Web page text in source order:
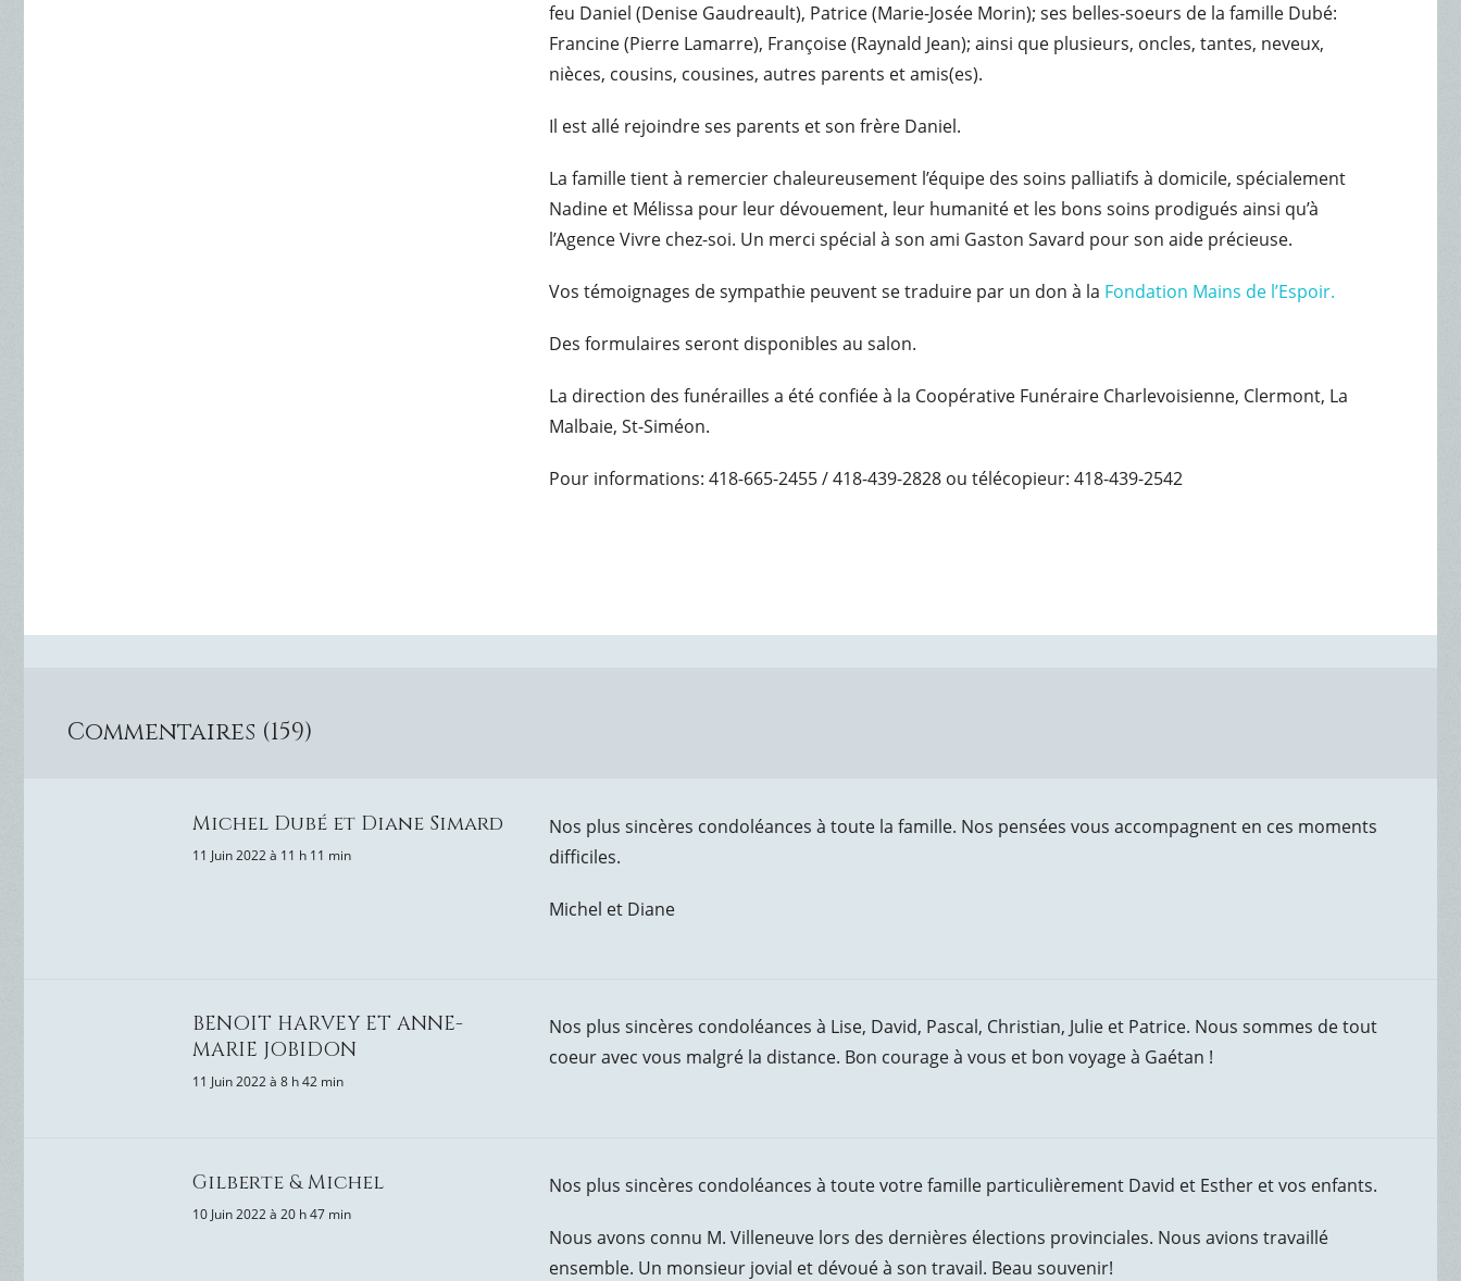
feu Daniel (Denise Gaudreault), Patrice (Marie-Josée Morin); ses belles-soeurs de la famille Dubé:
Francine (Pierre Lamarre), Françoise (Raynald Jean); ainsi que plusieurs, oncles, tantes, neveux,
nièces, cousins, cousines, autres parents et amis(es).
Il est allé rejoindre ses parents et son frère Daniel.
La famille tient à remercier chaleureusement l’équipe des soins palliatifs à domicile, spécialement
Nadine et Mélissa pour leur dévouement, leur humanité et les bons soins prodigués ainsi qu’à
l’Agence Vivre chez-soi. Un merci spécial à son ami Gaston Savard pour son aide précieuse.
Vos témoignages de sympathie peuvent se traduire par un don à la Fondation Mains de l’Espoir.
Des formulaires seront disponibles au salon.
La direction des funérailles a été confiée à la Coopérative Funéraire Charlevoisienne, Clermont, La
Malbaie, St-Siméon.
Pour informations: 418-665-2455 / 418-439-2828 ou télécopieur: 418-439-2542
Commentaires (159)
Michel Dubé et Diane Simard
11 Juin 2022 à 11 h 11 min
Nos plus sincères condoléances à toute la famille. Nos pensées vous accompagnent en ces moments
difficiles.
Michel et Diane
BENOIT HARVEY ET ANNE-
MARIE JOBIDON
11 Juin 2022 à 8 h 42 min
Nos plus sincères condoléances à Lise, David, Pascal, Christian, Julie et Patrice. Nous sommes de tout
coeur avec vous malgré la distance. Bon courage à vous et bon voyage à Gaétan !
Gilberte & Michel
10 Juin 2022 à 20 h 47 min
Nos plus sincères condoléances à toute votre famille particulièrement David et Esther et vos enfants.
Nous avons connu M. Villeneuve lors des dernières élections provinciales. Nous avions travaillé
ensemble. Un monsieur jovial et dévoué à son travail. Beau souvenir!